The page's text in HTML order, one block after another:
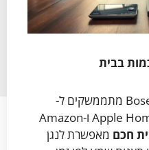
בבית
פתרונות כמו Sonos ו-Bose מתממשקים ל-
Apple HomeKit, Google Home ו-Amazon
חכם מאפשרת לנגן